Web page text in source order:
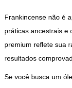
Frankincense não é
práticas ancestrais e
premium reflete sua
resultados
Se você busca um